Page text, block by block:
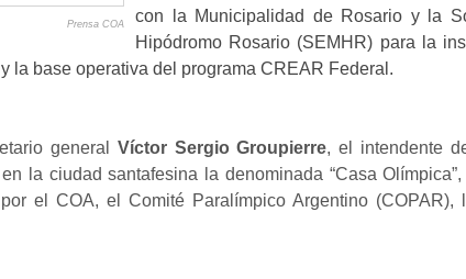
Prensa COA
con la Municipalidad de Rosario y la
Hipódromo Rosario (SEMHR) para la
la base operativa del programa CREAR Federal.
general Víctor Sergio Groupierre, el intendente
la ciudad santafesina la denominada “Casa
el COA, el Comité Paralímpico Argentino